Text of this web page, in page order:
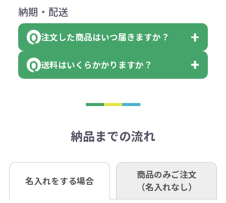
に必要な個数を入力ください。
※10個単位など購入できる単位が決
はまらない数を入力すると、アラー
アラートに従って数を調整してくだ
ください。
（商品の状態により、対応が変わる
※不良商品をご返却いただけない場
います。あらかじめご了承くださ
※不良商品は商品到着後7営業日以
お問合せ先
×色数
※例えば2色印刷の場合には、名入
れ費用が2倍、製版代が2倍必要で
相談下さい。
なお、印刷代はボリュームディスカ
同じ版で多くの数量を印刷すると、1
個当たりの印刷代単価がお安くなり
領収書のダウンロード
詳しくはこちらはご確認ください。
領収書のダウンロード
下記口座にお願いします。
■三菱UFJ銀行
小田井支店（おたいしてん）
■ゆうちょ銀行（振替口座）
口座名 株式会社モノベーション
※振り込み手数料はお客さま負担と
なりますのでご注意ください。
納期・配送
注文した商品はいつ届きますか？
既製品の場合、ご入金確認後3営業
ご入金確認後約3週間となります。
定しているものもあります。
あれば、午前中までにご注文とご入
金いただければ翌日着でお送りする
送料はいくらかかりますか？
き別途申し受けます。
も複数ヶ所への納品の場合、別途送
料頂戴する場合がございます。
納品までの流れ
名入れをする場合
商品のみご注文
（名入れなし）